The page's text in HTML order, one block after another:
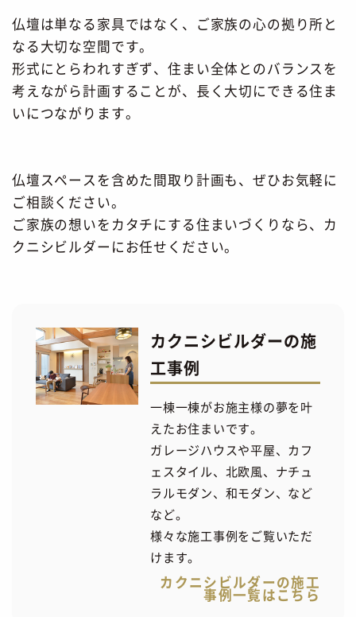
仏壇は単なる家具ではなく、ご家族の心の拠り所と
なる大切な空間です。
形式にとらわれすぎず、住まい全体とのバランスを
考えながら計画することが、長く大切にできる住ま
いにつながります。
仏壇スペースを含めた間取り計画も、ぜひお気軽に
ご相談ください。
ご家族の想いをカタチにする住まいづくりなら、カ
クニシビルダーにお任せください。
カクニシビルダーの施
工事例
一棟一棟がお施主様の夢を叶
えたお住まいです。
ガレージハウスや平屋、カフ
ェスタイル、北欧風、ナチュ
ラルモダン、和モダン、など
など。
様々な施工事例をご覧いただ
けます。
カクニシビルダーの施工
事例一覧はこちら